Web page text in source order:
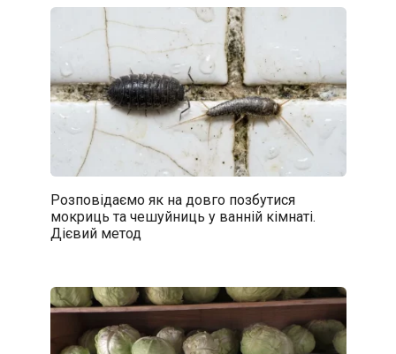
Розповідаємо як на довго позбутися
мокриць та чешуйниць у ванній кімнаті.
Дієвий метод